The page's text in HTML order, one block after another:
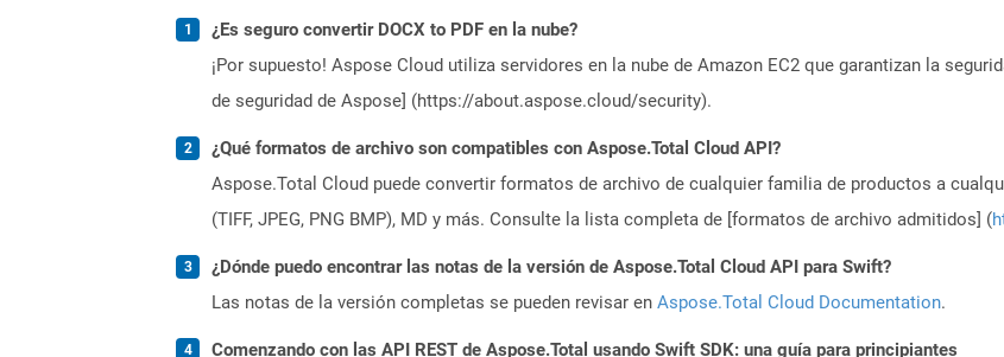
¿Es seguro convertir DOCX to PDF en la nube?
¡Por supuesto! Aspose Cloud utiliza servidores en la nube de Amazon EC2 que garantizan la
de seguridad de Aspose] (https://about.aspose.cloud/security).
¿Qué formatos de archivo son compatibles con Aspose.Total Cloud API?
Aspose.Total Cloud puede convertir formatos de archivo de cualquier familia de productos a
(TIFF, JPEG, PNG BMP), MD y más. Consulte la lista completa de [formatos de archivo admitidos] (
¿Dónde puedo encontrar las notas de la versión de Aspose.Total Cloud API para Swift?
Las notas de la versión completas se pueden revisar en Aspose.Total Cloud Documentation.
Comenzando con las API REST de Aspose.Total usando Swift SDK: una guía para principiantes